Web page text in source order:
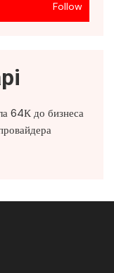
Follow
64К до бизнеса